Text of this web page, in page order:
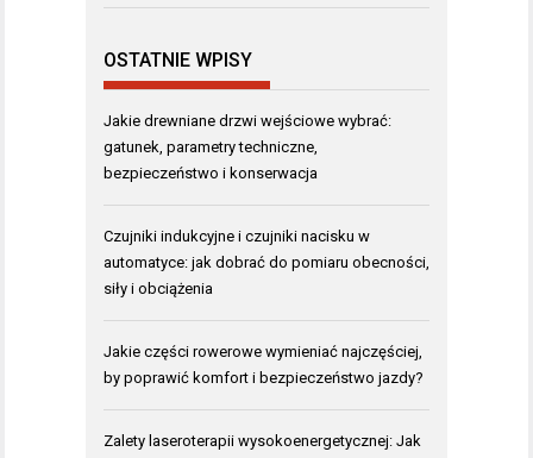
OSTATNIE WPISY
Jakie drewniane drzwi wejściowe wybrać:
gatunek, parametry techniczne,
bezpieczeństwo i konserwacja
Czujniki indukcyjne i czujniki nacisku w
automatyce: jak dobrać do pomiaru obecności,
siły i obciążenia
Jakie części rowerowe wymieniać najczęściej,
by poprawić komfort i bezpieczeństwo jazdy?
Zalety laseroterapii wysokoenergetycznej: Jak